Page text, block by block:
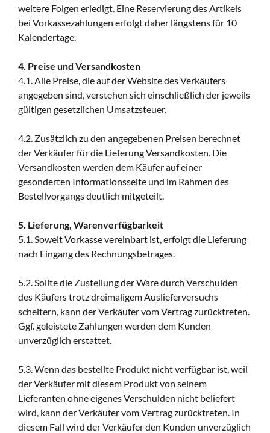
weitere Folgen erledigt. Eine Reservierung des Artikels
bei Vorkassezahlungen erfolgt daher längstens für 10
Kalendertage.
4. Preise und Versandkosten
4.1. Alle Preise, die auf der Website des Verkäufers
angegeben sind, verstehen sich einschließlich der jeweils
gültigen gesetzlichen Umsatzsteuer.
4.2. Zusätzlich zu den angegebenen Preisen berechnet
der Verkäufer für die Lieferung Versandkosten. Die
Versandkosten werden dem Käufer auf einer
gesonderten Informationsseite und im Rahmen des
Bestellvorgangs deutlich mitgeteilt.
5. Lieferung, Warenverfügbarkeit
5.1. Soweit Vorkasse vereinbart ist, erfolgt die Lieferung
nach Eingang des Rechnungsbetrages.
5.2. Sollte die Zustellung der Ware durch Verschulden
des Käufers trotz dreimaligem Auslieferversuchs
scheitern, kann der Verkäufer vom Vertrag zurücktreten.
Ggf. geleistete Zahlungen werden dem Kunden
unverzüglich erstattet.
5.3. Wenn das bestellte Produkt nicht verfügbar ist, weil
der Verkäufer mit diesem Produkt von seinem
Lieferanten ohne eigenes Verschulden nicht beliefert
wird, kann der Verkäufer vom Vertrag zurücktreten. In
diesem Fall wird der Verkäufer den Kunden unverzüglich